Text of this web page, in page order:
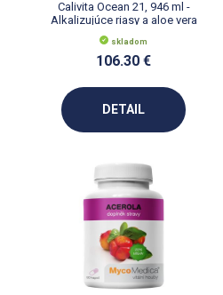
Calivita Ocean 21, 946 ml -
Alkalizujúce riasy a aloe vera
skladom
106.30 €
DETAIL